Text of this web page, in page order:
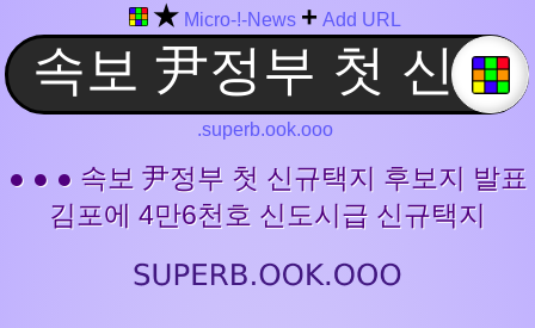
★ Micro-!-News + Add URL
.superb.ook.ooo
● ● ● 속보 尹정부 첫 신규택지 후보지 발표
김포에 4만6천호 신도시급 신규택지